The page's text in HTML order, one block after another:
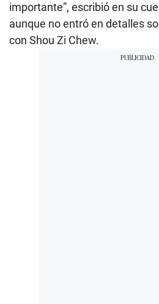
importante”, escribió en su
aunque no entró en detalles
con Shou Zi Chew.